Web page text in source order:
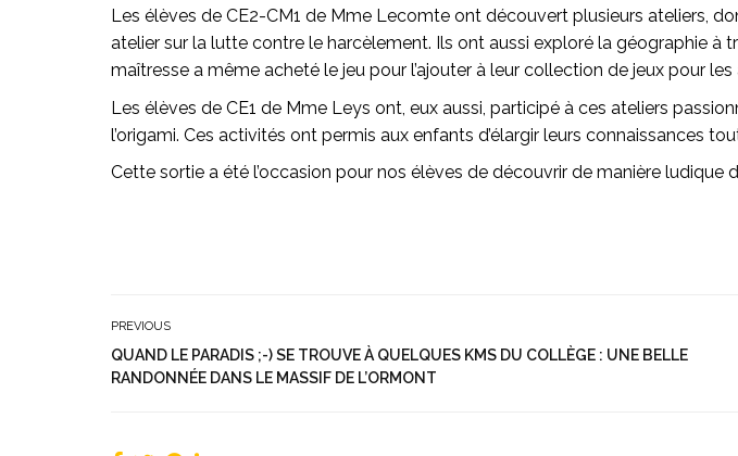
Les élèves de CE2-CM1 de Mme Lecomte ont découvert plusieurs ateliers,
atelier sur la lutte contre le harcèlement. Ils ont aussi exploré la géographie
maîtresse a même acheté le jeu pour l’ajouter à leur collection de jeux pour les
Les élèves de CE1 de Mme Leys ont, eux aussi, participé à ces ateliers
l’origami. Ces activités ont permis aux enfants d’élargir leurs connaissances
Cette sortie a été l’occasion pour nos élèves de découvrir de manière ludique
PREVIOUS
QUAND LE PARADIS ;-) SE TROUVE À QUELQUES KMS DU COLLÈGE : UNE BELLE
RANDONNÉE DANS LE MASSIF DE L’ORMONT